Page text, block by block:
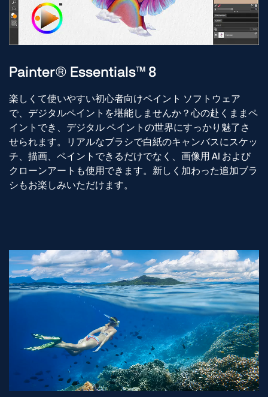
Painter® Essentials™ 8
楽しくて使いやすい初心者向けペイント ソフトウェア
で、デジタルペイントを堪能しませんか？心の赴くままペ
イントでき、デジタル ペイントの世界にすっかり魅了さ
せられます。リアルなブラシで白紙のキャンバスにスケッ
チ、描画、ペイントできるだけでなく、画像用 AI および
クローンアートも使用できます。新しく加わった追加ブラ
シもお楽しみいただけます。